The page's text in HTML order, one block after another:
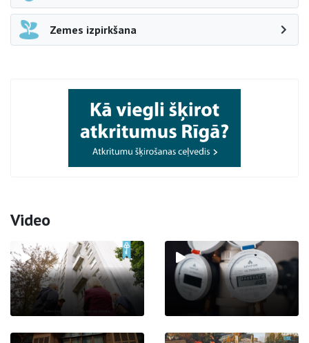
Zemes izpirkšana
Video